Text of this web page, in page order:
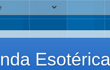
Esotérica